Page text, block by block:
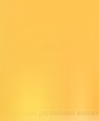
Anda. Apakah Anda
berbagai perusahaan